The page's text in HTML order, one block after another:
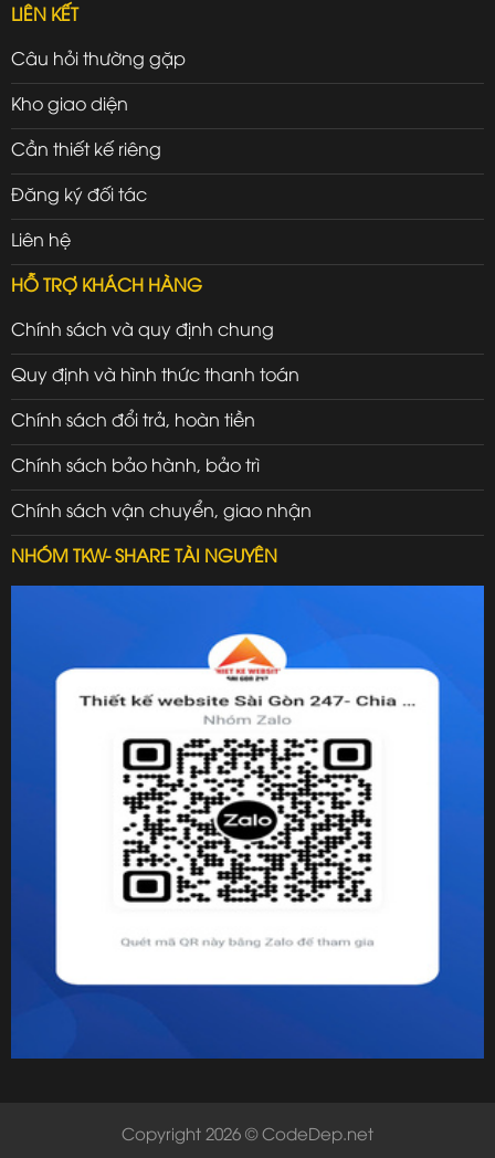
LIÊN KẾT
Câu hỏi thường gặp
Kho giao diện
Cần thiết kế riêng
Đăng ký đối tác
Liên hệ
HỖ TRỢ KHÁCH HÀNG
Chính sách và quy định chung
Quy định và hình thức thanh toán
Chính sách đổi trả, hoàn tiền
Chính sách bảo hành, bảo trì
Chính sách vận chuyển, giao nhận
NHÓM TKW- SHARE TÀI NGUYÊN
Copyright 2026 © CodeDep.net